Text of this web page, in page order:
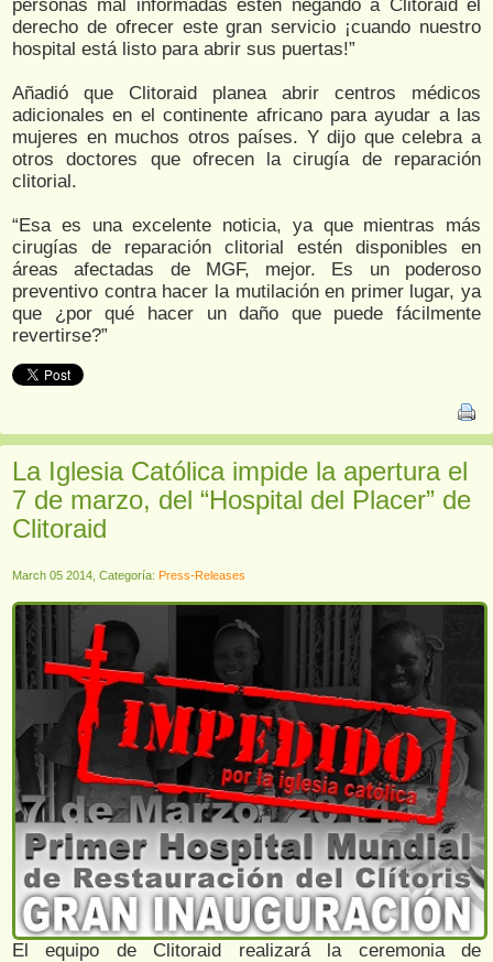
personas mal informadas estén negando a Clitoraid el
derecho de ofrecer este gran servicio ¡cuando nuestro
hospital está listo para abrir sus puertas!”
Añadió que Clitoraid planea abrir centros médicos
adicionales en el continente africano para ayudar a las
mujeres en muchos otros países. Y dijo que celebra a
otros doctores que ofrecen la cirugía de reparación
clitorial.
“Esa es una excelente noticia, ya que mientras más
cirugías de reparación clitorial estén disponibles en
áreas afectadas de MGF, mejor. Es un poderoso
preventivo contra hacer la mutilación en primer lugar, ya
que ¿por qué hacer un daño que puede fácilmente
revertirse?”
La Iglesia Católica impide la apertura el
7 de marzo, del “Hospital del Placer” de
Clitoraid
March 05 2014, Categoría: Press-Releases
El equipo de Clitoraid realizará la ceremonia de